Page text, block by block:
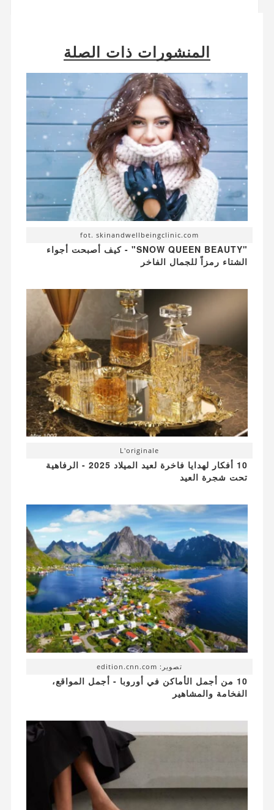
المنشورات ذات الصلة
fot. skinandwellbeingclinic.com
"SNOW QUEEN BEAUTY" - كيف أصبحت أجواء
الشتاء رمزاً للجمال الفاخر
L'originale
10 أفكار لهدايا فاخرة لعيد الميلاد 2025 - الرفاهية
تحت شجرة العيد
تصوير: edition.cnn.com
10 من أجمل الأماكن في أوروبا - أجمل المواقع،
الفخامة والمشاهير